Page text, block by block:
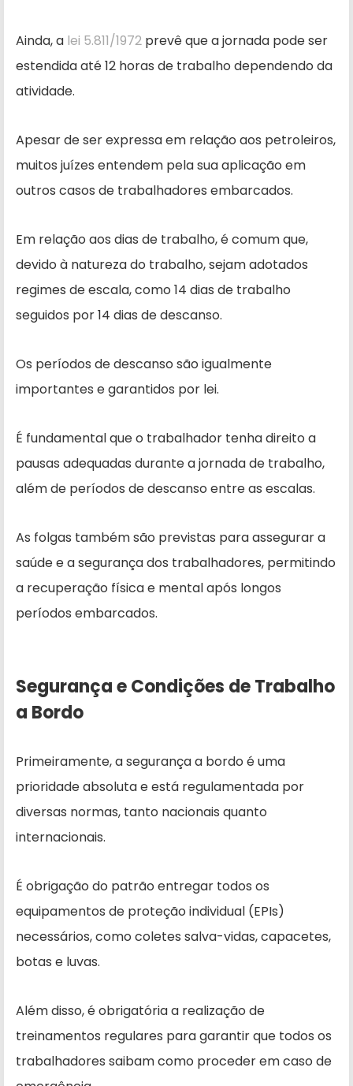
Ainda, a lei 5.811/1972 prevê que a jornada pode ser
estendida até 12 horas de trabalho dependendo da
atividade.
Apesar de ser expressa em relação aos petroleiros,
muitos juízes entendem pela sua aplicação em
outros casos de trabalhadores embarcados.
Em relação aos dias de trabalho, é comum que,
devido à natureza do trabalho, sejam adotados
regimes de escala, como 14 dias de trabalho
seguidos por 14 dias de descanso.
Os períodos de descanso são igualmente
importantes e garantidos por lei.
É fundamental que o trabalhador tenha direito a
pausas adequadas durante a jornada de trabalho,
além de períodos de descanso entre as escalas.
As folgas também são previstas para assegurar a
saúde e a segurança dos trabalhadores, permitindo
a recuperação física e mental após longos
períodos embarcados.
Segurança e Condições de Trabalho
a Bordo
Primeiramente, a segurança a bordo é uma
prioridade absoluta e está regulamentada por
diversas normas, tanto nacionais quanto
internacionais.
É obrigação do patrão entregar todos os
equipamentos de proteção individual (EPIs)
necessários, como coletes salva-vidas, capacetes,
botas e luvas.
Além disso, é obrigatória a realização de
treinamentos regulares para garantir que todos os
trabalhadores saibam como proceder em caso de